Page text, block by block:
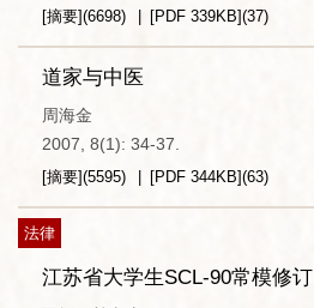
[摘要](6698) [PDF 339KB](37)
道家与中医
周海金
2007, 8(1): 34-37.
[摘要](5595) [PDF 344KB](63)
法律
江苏省大学生SCL-90常模修订